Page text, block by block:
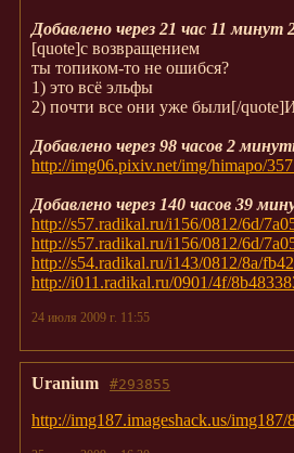
Добавлено через 21 час 11 минут
[quote]с возвращением
ты топиком-то не ошибся?
1) это всё эльфы
2) почти все они уже были[/
Добавлено через 98 часов 2
http://img06.pixiv.net/img/himapo/
Добавлено через 140 часов 39
http://s57.radikal.ru/i156/0812/6d/
http://s57.radikal.ru/i156/0812/6d/
http://s54.radikal.ru/i143/0812/8a/
http://i011.radikal.ru/0901/4f/
24 июля 2009 г. 11:55
#293855
Uranium
http://img187.imageshack.us/img187/